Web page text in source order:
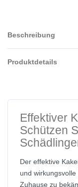
Beschreibung
Produktdetails
Effektiver
Schützen
Der effektive
und
Zuhause zu